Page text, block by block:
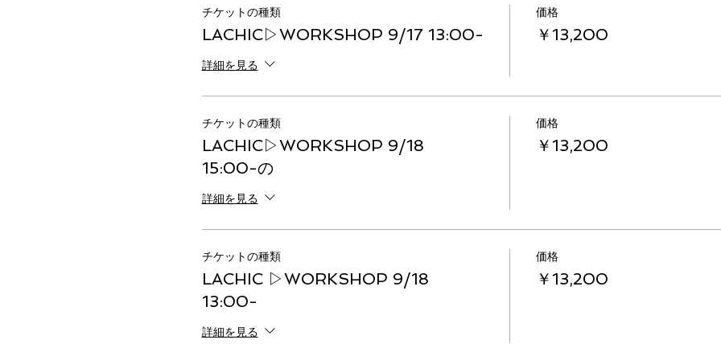
チケットの種類
LACHIC▷WORKSHOP 9/17 13:00-
詳細を見る
価格
￥13,200
チケットの種類
LACHIC▷WORKSHOP 9/18
15:00-の
詳細を見る
価格
￥13,200
チケットの種類
LACHIC ▷WORKSHOP 9/18
13:00-
詳細を見る
価格
￥13,200